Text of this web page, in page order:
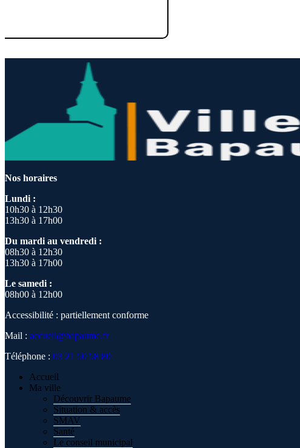
Nos horaires
Lundi :
10h30 à 12h30
13h30 à 17h00
Du mardi au vendredi :
08h30 à 12h30
13h30 à 17h00
Le samedi :
08h00 à 12h00
Accessibilité : partiellement conforme
Mail : accueil@bapaume.fr
Téléphone : 03 21 50 58 80
Accueil
Ma ville
Découvrir Bapaume
Situation & accès
SMAV
Santé
Le conseil municipal